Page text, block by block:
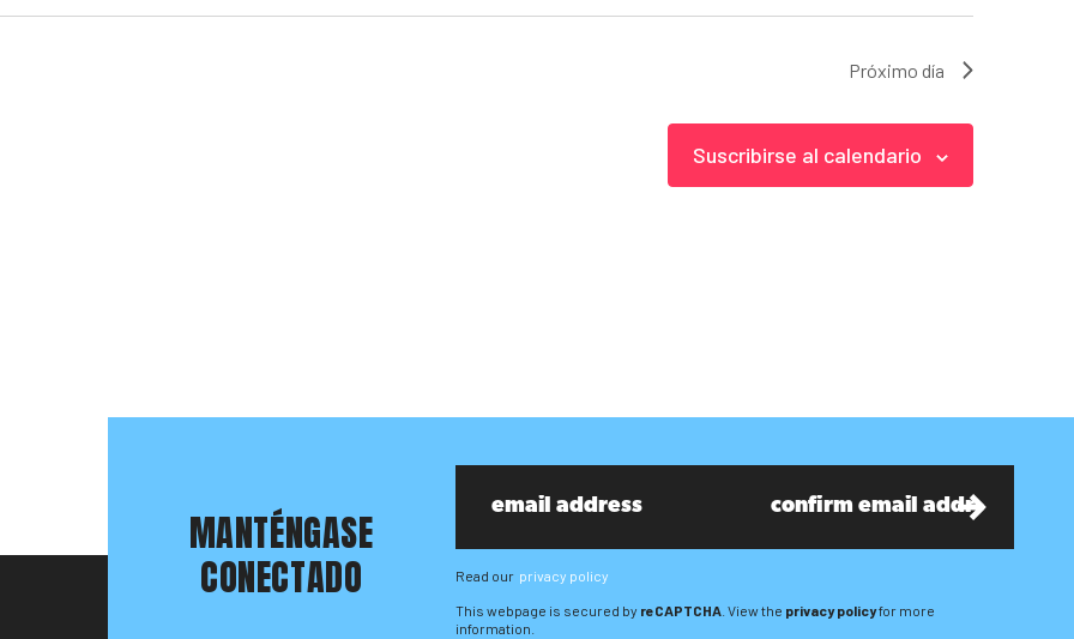
Próximo día
Suscribirse al calendario
MANTÉNGASE
CONECTADO
Read our privacy policy
This webpage is secured by reCAPTCHA. View the privacy policyfor more
information.